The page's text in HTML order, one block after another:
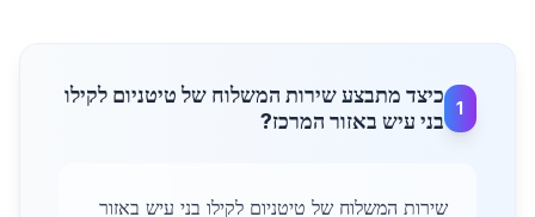
1
כיצד מתבצע שירות המשלוח של טיטניום לקילו
בני עיש באזור המרכז?
שירות המשלוח של טיטניום לקילו בני עיש באזור